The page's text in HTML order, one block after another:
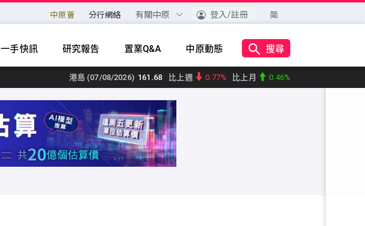
中原薈 分行網絡 有關中原 登入/註冊 简
一手快訊 研究報告 置業Q&A 中原動態 搜尋
港島 (07/08/2026) 161.68 比上週 0.77% 比上月 0.46%
九龍 (07/08/2026)159.21 比上週
新界東 (07/08/2026)176.95 比上週
新界西 (07/08/2026)142.7
大型單位領先指數 (07/08/2026) 159.96 比上週